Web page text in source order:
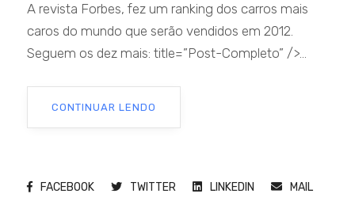
A revista Forbes, fez um ranking dos carros mais
caros do mundo que serão vendidos em 2012.
Seguem os dez mais: title=”Post-Completo” />...
CONTINUAR LENDO
FACEBOOK TWITTER LINKEDIN MAIL